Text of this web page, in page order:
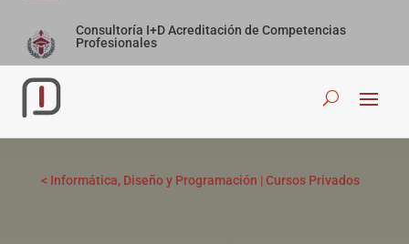
Consultoría I+D Acreditación de Competencias
Profesionales
< Informática, Diseño y Programación |Cursos Privados